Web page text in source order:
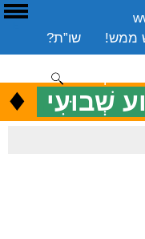
שו”ת?
ממש!
שיעורים שבועי
סקירה כללית
ENGLISH
שְׁבוּעִי ♦